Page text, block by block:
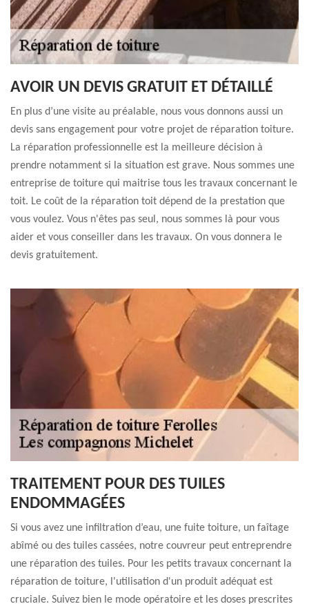
AVOIR UN DEVIS GRATUIT ET DÉTAILLÉ
En plus d’une visite au préalable, nous vous donnons aussi un
devis sans engagement pour votre projet de réparation toiture.
La réparation professionnelle est la meilleure décision à
prendre notamment si la situation est grave. Nous sommes une
entreprise de toiture qui maitrise tous les travaux concernant le
toit. Le coût de la réparation toit dépend de la prestation que
vous voulez. Vous n'êtes pas seul, nous sommes là pour vous
aider et vous conseiller dans les travaux. On vous donnera le
devis gratuitement.
TRAITEMENT POUR DES TUILES
ENDOMMAGÉES
Si vous avez une infiltration d’eau, une fuite toiture, un faîtage
abîmé ou des tuiles cassées, notre couvreur peut entreprendre
une réparation des tuiles. Pour les petits travaux concernant la
réparation de toiture, l'utilisation d'un produit adéquat est
cruciale. Suivez bien le mode opératoire et les doses prescrites